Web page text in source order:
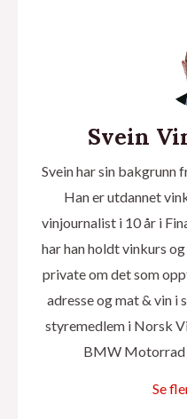
Svein
Svein har sin bakgrunn
Han er utdannet
vinjournalist i 10 år i
har han holdt vinkurs
private om det som
adresse og mat & vin i
styremedlem i Norsk
BMW Motorrad
Se